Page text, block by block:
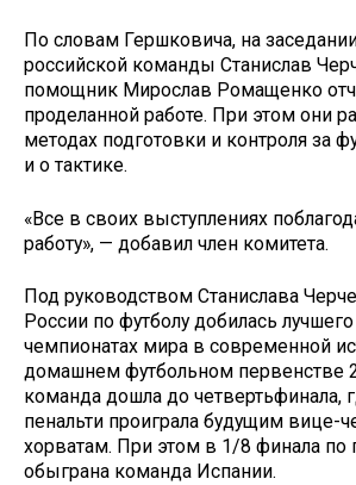
По словам Гершковича, на
российской команды Станислав
помощник Мирослав Ромащенко
проделанной работе. При этом они
методах подготовки и контроля за
и о тактике.
«Все в своих выступлениях
работу», — добавил член комитета.
Под руководством Станислава
России по футболу добилась лучшего
чемпионатах мира в современной
домашнем футбольном первенстве
команда дошла до четвертьфинала,
пенальти проиграла будущим вице-
хорватам. При этом в 1/8 финала по
обыграна команда Испании.